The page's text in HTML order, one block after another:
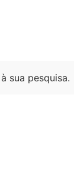
sua pesquisa.